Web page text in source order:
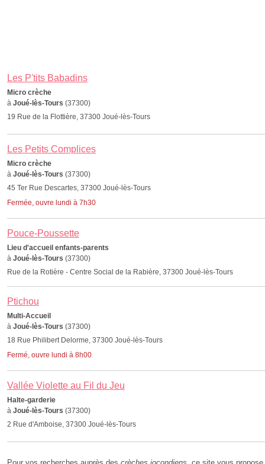
Les P'tits Babadins
Micro crèche
à Joué-lès-Tours (37300)
19 Rue de la Flottière, 37300 Joué-lès-Tours
Les Petits Complices
Micro crèche
à Joué-lès-Tours (37300)
45 Ter Rue Descartes, 37300 Joué-lès-Tours
Fermée, ouvre lundi à 7h30
Pouce-Poussette
Lieu d'accueil enfants-parents
à Joué-lès-Tours (37300)
Rue de la Rotière - Centre Social de la Rabière, 37300 Joué-lès-Tours
Ptichou
Multi-Accueil
à Joué-lès-Tours (37300)
18 Rue Philibert Delorme, 37300 Joué-lès-Tours
Fermé, ouvre lundi à 8h00
Vallée Violette au Fil du Jeu
Halte-garderie
à Joué-lès-Tours (37300)
2 Rue d'Amboise, 37300 Joué-lès-Tours